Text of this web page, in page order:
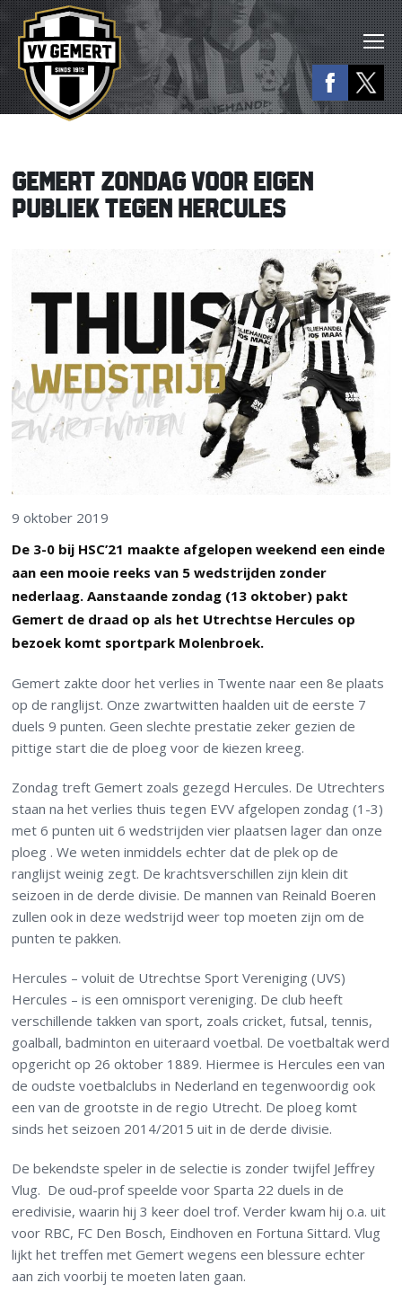
GEMERT ZONDAG VOOR EIGEN
PUBLIEK TEGEN HERCULES
9 oktober 2019
De 3-0 bij HSC’21 maakte afgelopen weekend een einde
aan een mooie reeks van 5 wedstrijden zonder
nederlaag. Aanstaande zondag (13 oktober) pakt
Gemert de draad op als het Utrechtse Hercules op
bezoek komt sportpark Molenbroek.
Gemert zakte door het verlies in Twente naar een 8e plaats
op de ranglijst. Onze zwartwitten haalden uit de eerste 7
duels 9 punten. Geen slechte prestatie zeker gezien de
pittige start die de ploeg voor de kiezen kreeg.
Zondag treft Gemert zoals gezegd Hercules. De Utrechters
staan na het verlies thuis tegen EVV afgelopen zondag (1-3)
met 6 punten uit 6 wedstrijden vier plaatsen lager dan onze
ploeg . We weten inmiddels echter dat de plek op de
ranglijst weinig zegt. De krachtsverschillen zijn klein dit
seizoen in de derde divisie. De mannen van Reinald Boeren
zullen ook in deze wedstrijd weer top moeten zijn om de
punten te pakken.
Hercules – voluit de Utrechtse Sport Vereniging (UVS)
Hercules – is een omnisport vereniging. De club heeft
verschillende takken van sport, zoals cricket, futsal, tennis,
goalball, badminton en uiteraard voetbal. De voetbaltak werd
opgericht op 26 oktober 1889. Hiermee is Hercules een van
de oudste voetbalclubs in Nederland en tegenwoordig ook
een van de grootste in de regio Utrecht. De ploeg komt
sinds het seizoen 2014/2015 uit in de derde divisie.
De bekendste speler in de selectie is zonder twijfel Jeffrey
Vlug. De oud-prof speelde voor Sparta 22 duels in de
eredivisie, waarin hij 3 keer doel trof. Verder kwam hij o.a. uit
voor RBC, FC Den Bosch, Eindhoven en Fortuna Sittard. Vlug
lijkt het treffen met Gemert wegens een blessure echter
aan zich voorbij te moeten laten gaan.